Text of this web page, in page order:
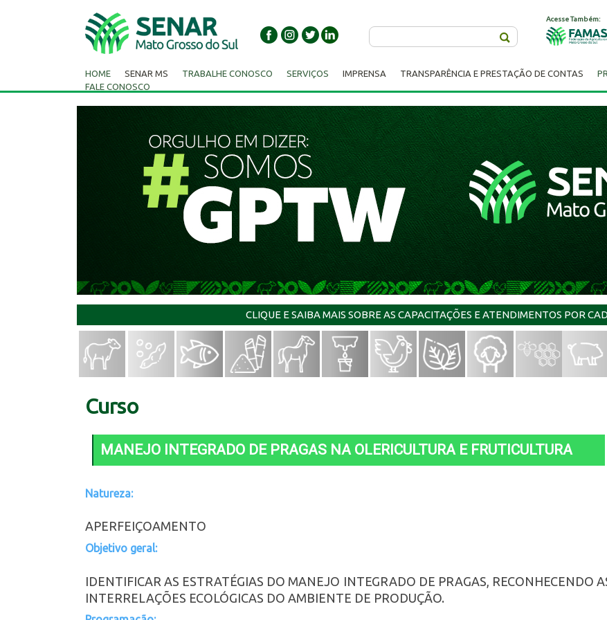
Acesse Também:
HOME SENAR MS TRABALHE CONOSCO SERVIÇOS IMPRENSA TRANSPARÊNCIA E PRESTAÇÃO DE CONTAS
FALE CONOSCO
CLIQUE E SAIBA MAIS SOBRE AS CAPACITAÇÕES E ATENDIMENTOS POR
Curso
MANEJO INTEGRADO DE PRAGAS NA OLERICULTURA E FRUTICULTURA
Natureza:
APERFEIÇOAMENTO
Objetivo geral:
IDENTIFICAR AS ESTRATÉGIAS DO MANEJO INTEGRADO DE PRAGAS, RECONHECENDO
INTERRELAÇÕES ECOLÓGICAS DO AMBIENTE DE PRODUÇÃO.